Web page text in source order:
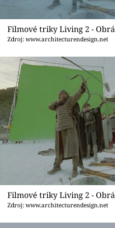
Filmové triky Living 2 -
Zdroj: www.architecturendesign.net
Filmové triky Living 2 -
Zdroj: www.architecturendesign.net